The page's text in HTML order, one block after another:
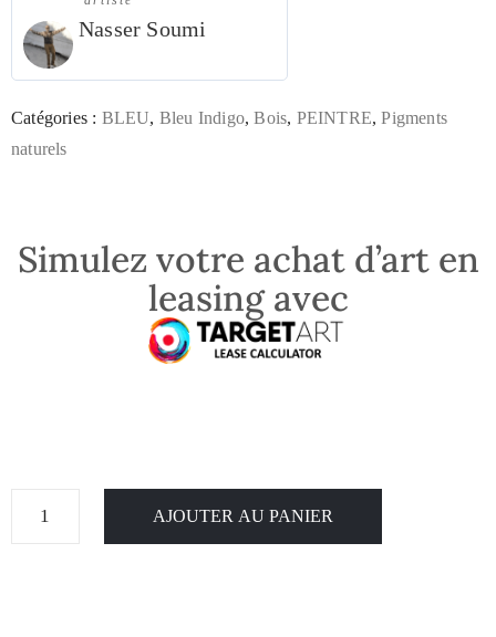
Nasser Soumi
Catégories : BLEU, Bleu Indigo,Bois, PEINTRE,Pigments
naturels
Simulez votre achat d’art en
leasing avec
AJOUTER AU PANIER